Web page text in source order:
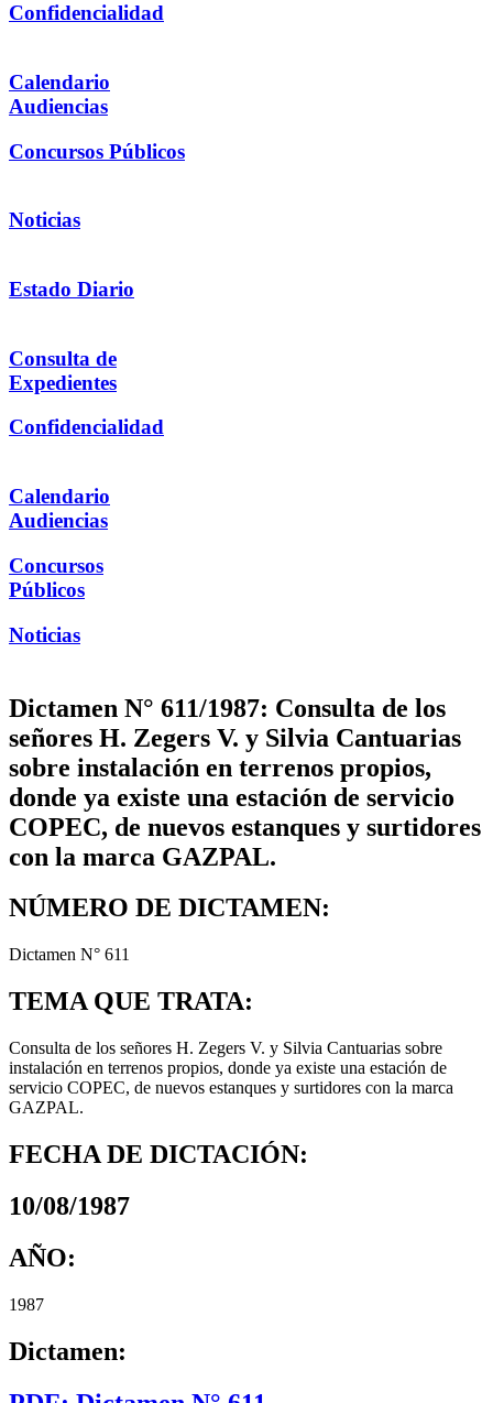
Confidencialidad
Calendario
Audiencias
Concursos Públicos
Noticias
Estado Diario
Consulta de
Expedientes
Confidencialidad
Calendario
Audiencias
Concursos
Públicos
Noticias
Dictamen N° 611/1987: Consulta de los
señores H. Zegers V. y Silvia Cantuarias
sobre instalación en terrenos propios,
donde ya existe una estación de servicio
COPEC, de nuevos estanques y surtidores
con la marca GAZPAL.
NÚMERO DE DICTAMEN:
Dictamen N° 611
TEMA QUE TRATA:
Consulta de los señores H. Zegers V. y Silvia Cantuarias sobre
instalación en terrenos propios, donde ya existe una estación de
servicio COPEC, de nuevos estanques y surtidores con la marca
GAZPAL.
FECHA DE DICTACIÓN:
10/08/1987
AÑO:
1987
Dictamen: